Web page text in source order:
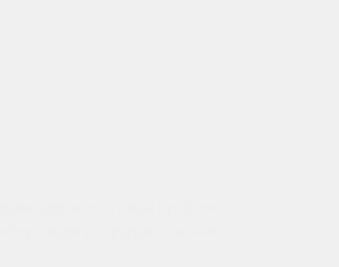
здесь есть такая проблема
люди и страдают тысячи